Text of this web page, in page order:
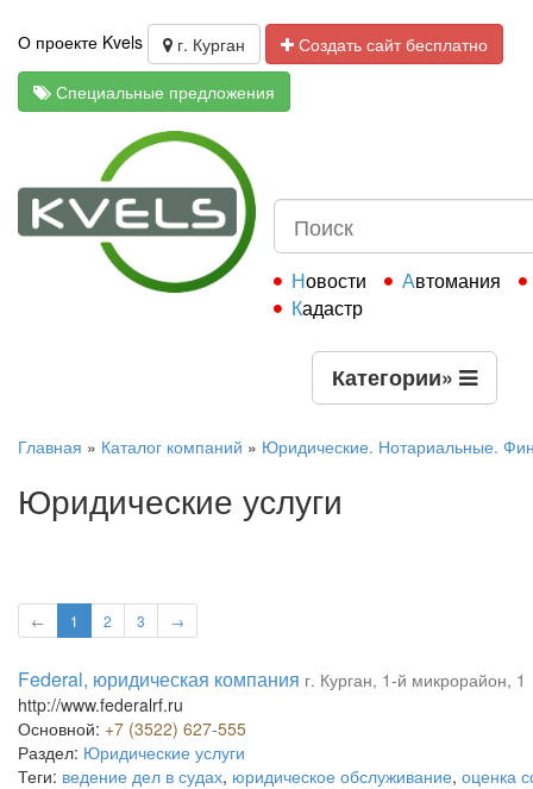
О проекте Kvels г. Курган
Создать сайт бесплатно
Специальные предложения
Новости
Автомания
Кадастр
Категории»
Главная » Каталог компаний » Юридические. Нотариальные.
Юридические услуги
← 1 2 3 →
Federal, юридическая компания г. Курган, 1-й микрорайон, 1
http://www.federalrf.ru
Основной: +7 (3522) 627-555
Раздел: Юридические услуги
Теги: ведение дел в судах, юридическое обслуживание, оценка